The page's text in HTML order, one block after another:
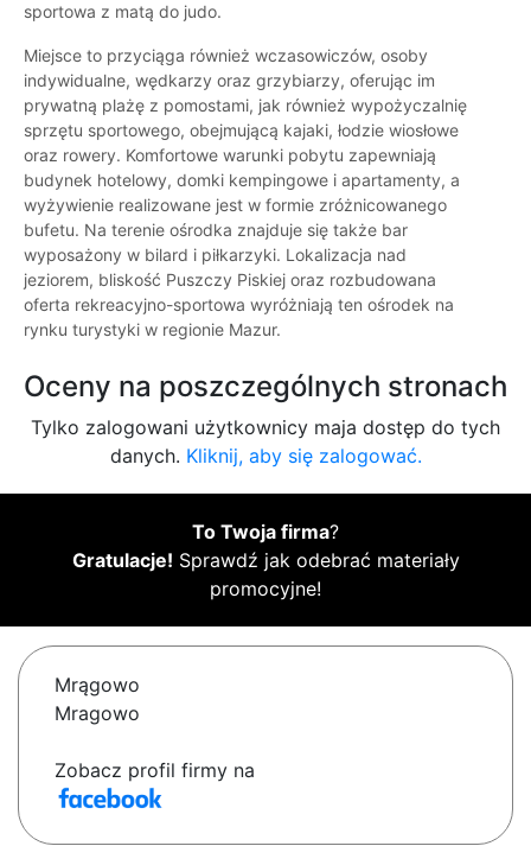
sportowa z matą do judo.
Miejsce to przyciąga również wczasowiczów, osoby
indywidualne, wędkarzy oraz grzybiarzy, oferując im
prywatną plażę z pomostami, jak również wypożyczalnię
sprzętu sportowego, obejmującą kajaki, łodzie wiosłowe
oraz rowery. Komfortowe warunki pobytu zapewniają
budynek hotelowy, domki kempingowe i apartamenty, a
wyżywienie realizowane jest w formie zróżnicowanego
bufetu. Na terenie ośrodka znajduje się także bar
wyposażony w bilard i piłkarzyki. Lokalizacja nad
jeziorem, bliskość Puszczy Piskiej oraz rozbudowana
oferta rekreacyjno-sportowa wyróżniają ten ośrodek na
rynku turystyki w regionie Mazur.
Oceny na poszczególnych stronach
Tylko zalogowani użytkownicy maja dostęp do tych
danych. Kliknij, aby się zalogować.
To Twoja firma?
Gratulacje! Sprawdź jak odebrać materiały
promocyjne!
Mrągowo
Mragowo
Zobacz profil firmy na